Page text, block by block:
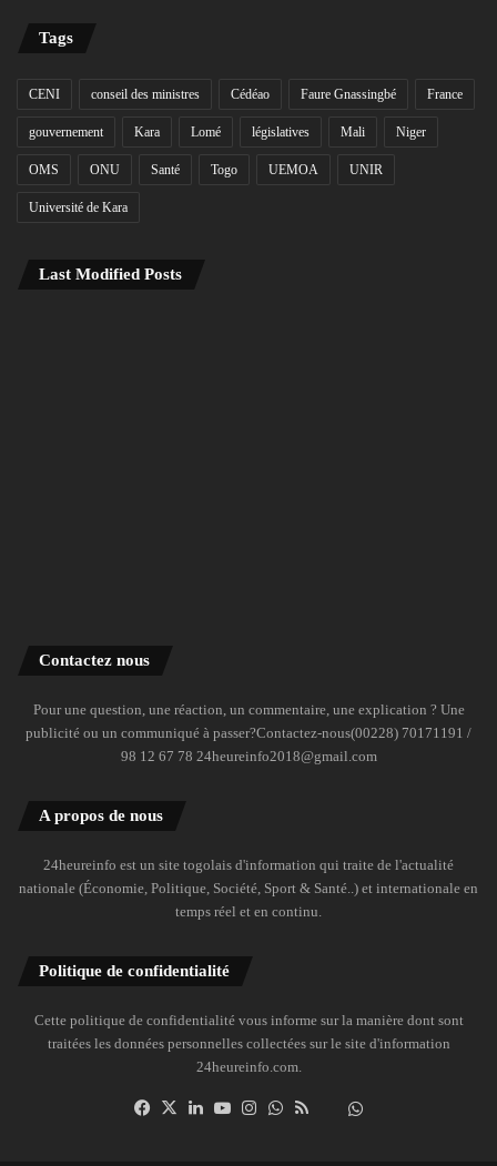
Tags
CENI conseil des ministres Cédéao Faure Gnassingbé France
gouvernement Kara Lomé législatives Mali Niger
OMS ONU Santé Togo UEMOA UNIR
Université de Kara
Last Modified Posts
Contactez nous
Pour une question, une réaction, un commentaire, une explication ? Une
publicité ou un communiqué à passer?Contactez-nous(00228) 70171191 /
98 12 67 78 24heureinfo2018@gmail.com
A propos de nous
24heureinfo est un site togolais d'information qui traite de l'actualité
nationale (Économie, Politique, Société, Sport & Santé..) et internationale en
temps réel et en continu.
Politique de confidentialité
Cette politique de confidentialité vous informe sur la manière dont sont
traitées les données personnelles collectées sur le site d'information
24heureinfo.com.
Facebook
X LinkedinYouTubeInstagramWhatsAppDailymotion